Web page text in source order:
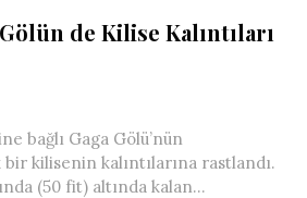
Gölün de Kilise Kalıntıları
bağlı Gaga Gölü’nün
kilisenin kalıntılarına rastlandı.
(50 fit) altında kalan...